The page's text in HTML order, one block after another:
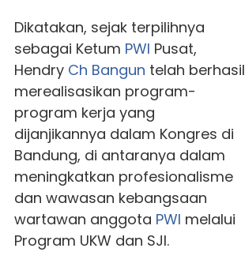
Dikatakan, sejak terpilihnya
sebagai Ketum PWI Pusat,
Hendry Ch Bangun telah berhasil
merealisasikan program-
program kerja yang
dijanjikannya dalam Kongres di
Bandung, di antaranya dalam
meningkatkan profesionalisme
dan wawasan kebangsaan
wartawan anggota PWI melalui
Program UKW dan SJI.